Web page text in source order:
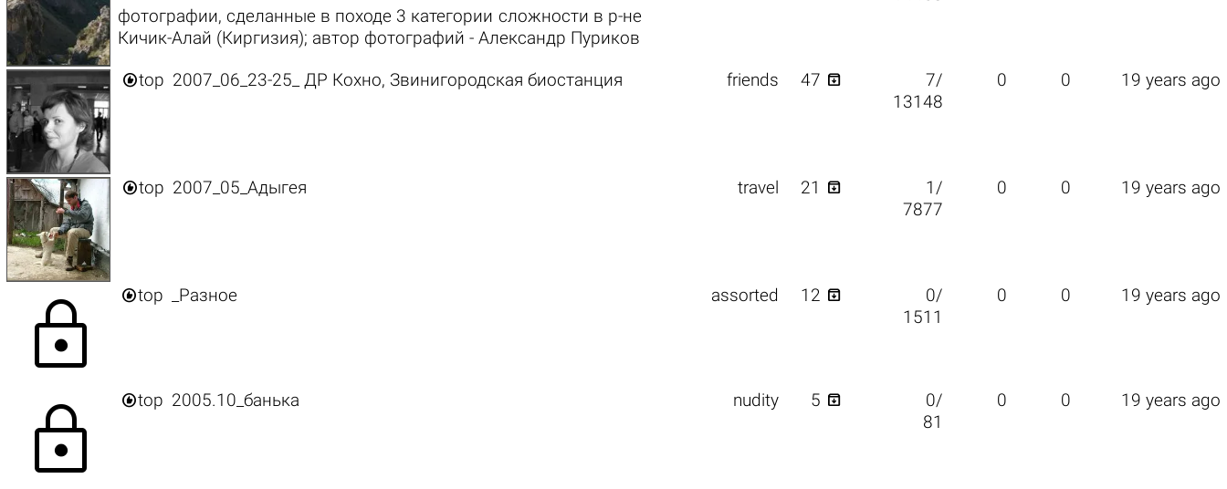
фотографии, сделанные в походе 3 категории сложности в р-не
Кичик-Алай (Киргизия); автор фотографий - Александр Пуриков
top 2007_06_23-25_ ДР Кохно, Звинигородская биостанция friends 47 
7/
13148
0 0 19 years ago
top 2007_05_Адыгея travel 21 
1/
7877
0 0 19 years ago
lock top _Разное assorted 12 
0/
1511
0 0 19 years ago
lock top 2005.10_банька nudity 5 
0/
81
0 0 19 years ago